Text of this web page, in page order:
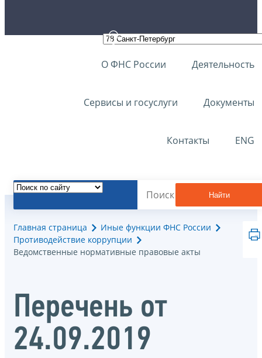
О ФНС России Деятельность
Сервисы и госуслуги Документы
Контакты ENG
Найти
Главная страница
Иные функции ФНС России
Противодействие коррупции
Ведомственные нормативные правовые акты
Перечень от
24.09.2019